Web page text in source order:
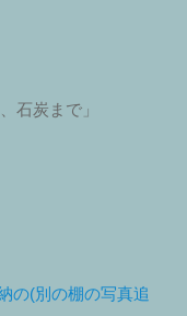
石炭まで」
の(別の棚の写真追